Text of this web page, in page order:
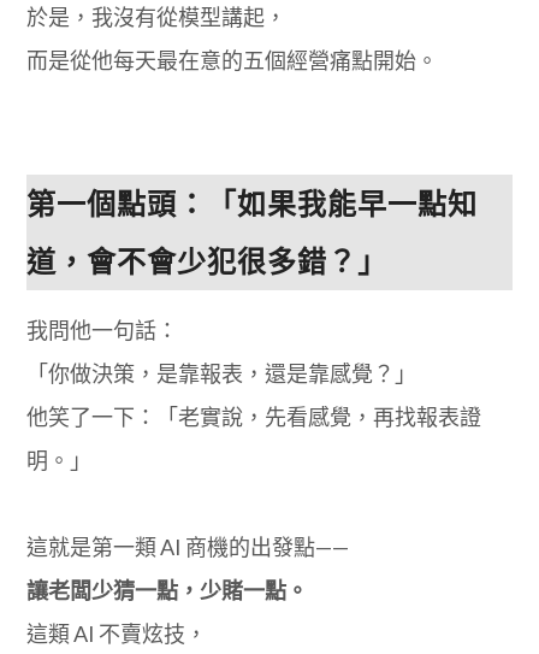
於是，我沒有從模型講起，
而是從他每天最在意的五個經營痛點開始。
第一個點頭：「如果我能早一點知
道，會不會少犯很多錯？」
我問他一句話：
「你做決策，是靠報表，還是靠感覺？」
他笑了一下：「老實說，先看感覺，再找報表證
明。」
這就是第一類 AI 商機的出發點——
讓老闆少猜一點，少賭一點。
這類 AI 不賣炫技，